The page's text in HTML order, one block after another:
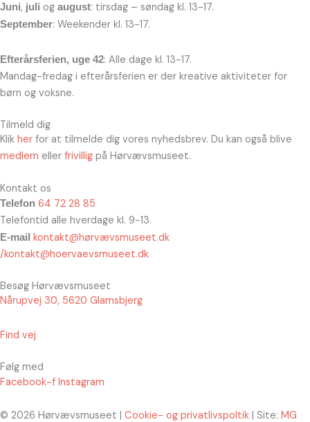
Juni, juli og august: tirsdag – søndag kl. 13-17.
September: Weekender kl. 13-17.
Efterårsferien, uge 42: Alle dage kl. 13-17.
Mandag-fredag i efterårsferien er der kreative aktiviteter for
børn og voksne.
Tilmeld dig
Klik her for at tilmelde dig vores nyhedsbrev. Du kan også blive
medlem eller frivillig på Hørvævsmuseet.
Kontakt os
Telefon 64 72 28 85
Telefontid alle hverdage kl. 9-13.
E-mail kontakt@hørvævsmuseet.dk
/kontakt@hoervaevsmuseet.dk
Besøg Hørvævsmuseet
Nårupvej 30, 5620 Glamsbjerg
Find vej
Følg med
Facebook-f Instagram
© 2026 Hørvævsmuseet | Cookie- og privatlivspoltik | Site: MG